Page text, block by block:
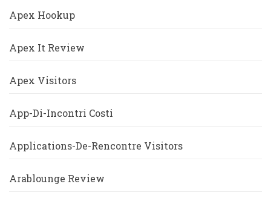
Apex Hookup
Apex It Review
Apex Visitors
App-Di-Incontri Costi
Applications-De-Rencontre Visitors
Arablounge Review